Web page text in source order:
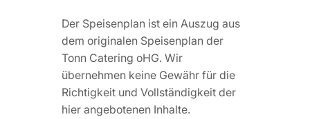
Der Speisenplan ist ein Auszug aus
dem originalen Speisenplan der
Tonn Catering oHG. Wir
übernehmen keine Gewähr für die
Richtigkeit und Vollständigkeit der
hier angebotenen Inhalte.